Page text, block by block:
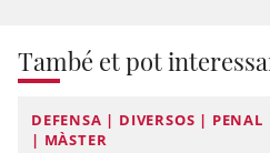
També et pot
DEFENSA | DIVERSOS | PENAL
| MÀSTER